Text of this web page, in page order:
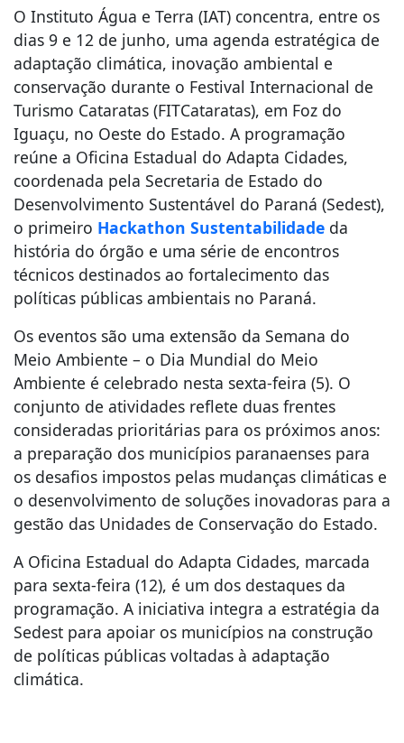
O Instituto Água e Terra (IAT) concentra, entre os
dias 9 e 12 de junho, uma agenda estratégica de
adaptação climática, inovação ambiental e
conservação durante o Festival Internacional de
Turismo Cataratas (FITCataratas), em Foz do
Iguaçu, no Oeste do Estado. A programação
reúne a Oficina Estadual do Adapta Cidades,
coordenada pela Secretaria de Estado do
Desenvolvimento Sustentável do Paraná (Sedest),
o primeiro Hackathon Sustentabilidade da
história do órgão e uma série de encontros
técnicos destinados ao fortalecimento das
políticas públicas ambientais no Paraná.
Os eventos são uma extensão da Semana do
Meio Ambiente – o Dia Mundial do Meio
Ambiente é celebrado nesta sexta-feira (5). O
conjunto de atividades reflete duas frentes
consideradas prioritárias para os próximos anos:
a preparação dos municípios paranaenses para
os desafios impostos pelas mudanças climáticas e
o desenvolvimento de soluções inovadoras para a
gestão das Unidades de Conservação do Estado.
A Oficina Estadual do Adapta Cidades, marcada
para sexta-feira (12), é um dos destaques da
programação. A iniciativa integra a estratégia da
Sedest para apoiar os municípios na construção
de políticas públicas voltadas à adaptação
climática.